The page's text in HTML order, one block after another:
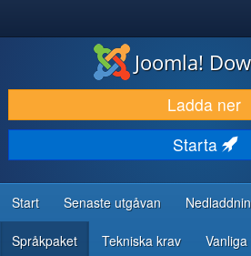
LADDA NER & UTÖKA
UPPTÄCK & LÄR
GEMENSKAP & SUPPORT
RESURSER FÖR UTVECKLARE
Joomla!
Ladda ner
Starta
Start Senaste utgåvan
Språkpaket Tekniska krav